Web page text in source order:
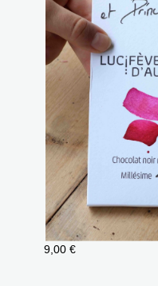
9,00 €